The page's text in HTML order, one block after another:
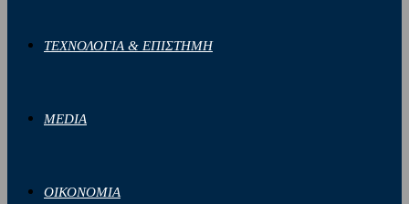
ΤΕΧΝΟΛΟΓΙΑ & ΕΠΙΣΤΗΜΗ
MEDIA
ΟΙΚΟΝΟΜΙΑ